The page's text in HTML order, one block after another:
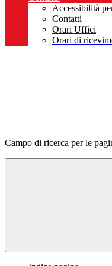
Accessibilità
Contatti
Orari Uffici
Orari di
Campo di ricerca per le